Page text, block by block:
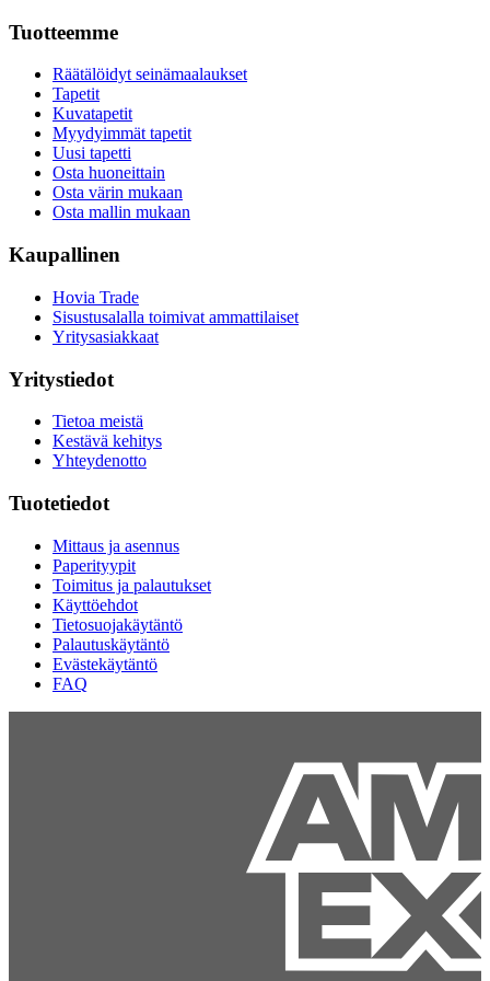
Tuotteemme
Räätälöidyt seinämaalaukset
Tapetit
Kuvatapetit
Myydyimmät tapetit
Uusi tapetti
Osta huoneittain
Osta värin mukaan
Osta mallin mukaan
Kaupallinen
Hovia Trade
Sisustusalalla toimivat ammattilaiset
Yritysasiakkaat
Yritystiedot
Tietoa meistä
Kestävä kehitys
Yhteydenotto
Tuotetiedot
Mittaus ja asennus
Paperityypit
Toimitus ja palautukset
Käyttöehdot
Tietosuojakäytäntö
Palautuskäytäntö
Evästekäytäntö
FAQ